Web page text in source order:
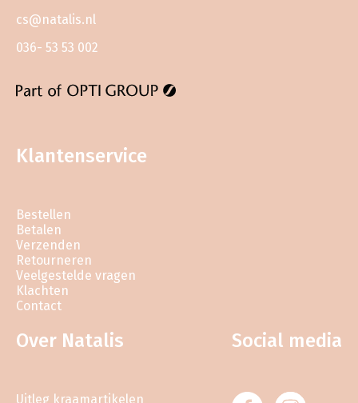
cs@natalis.nl
036- 53 53 002
Klantenservice
Bestellen
Betalen
Verzenden
Retourneren
Veelgestelde vragen
Klachten
Contact
Over Natalis
Uitleg kraamartikelen
Social media